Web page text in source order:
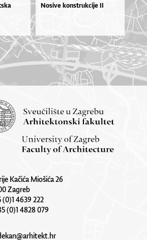
Nosive konstrukcije II
Kačića Miošića 26
Zagreb
(0)1 4639 222
(0)1 4828 079